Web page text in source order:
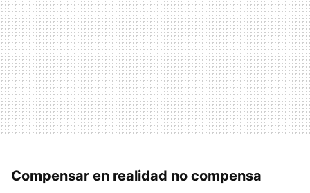
Compensar en realidad no compensa